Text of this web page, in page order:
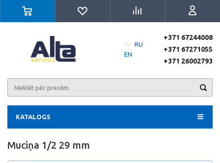
LV RU
EN
+371 67244008
+371 67271055
+371 26002793
KATALOGS
Muciņa 1/2 29 mm